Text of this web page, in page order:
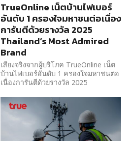
TrueOnline เน็ตบ้านไฟเบอร์
อันดับ 1 ครองใจมหาชนต่อเนื่อง
การันตีด้วยรางวัล 2025
Thailand’s Most Admired
Brand
เสียงจริงจากผู้บริโภค TrueOnline เน็ต
บ้านไฟเบอร์อันดับ 1 ครองใจมหาชนต่อ
เนื่องการันตีด้วยรางวัล 2025